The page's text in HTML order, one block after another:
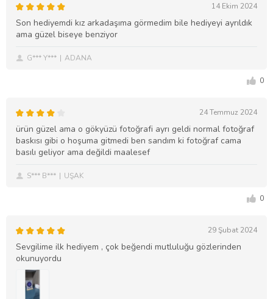
14 Ekim 2024
Son hediyemdi kız arkadaşıma görmedim bile hediyeyi ayrıldık
ama güzel biseye benziyor
G*** Y*** ADANA
0
24 Temmuz 2024
ürün güzel ama o gökyüzü fotoğrafi ayrı geldi normal fotoğraf
baskısı gibi o hoşuma gitmedi ben sandım ki fotoğraf cama
basılı geliyor ama değildi maalesef
S*** B*** UŞAK
0
29 Şubat 2024
Sevgilime ilk hediyem , çok beğendi mutluluğu gözlerinden
okunuyordu